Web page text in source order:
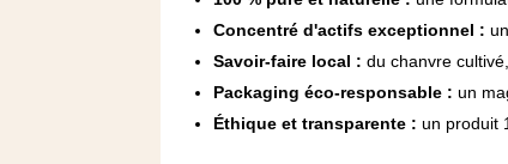
Concentré d'actifs exceptionnel :
Savoir-faire local : du chanvre
Packaging éco-responsable : un
Éthique et transparente : un produit